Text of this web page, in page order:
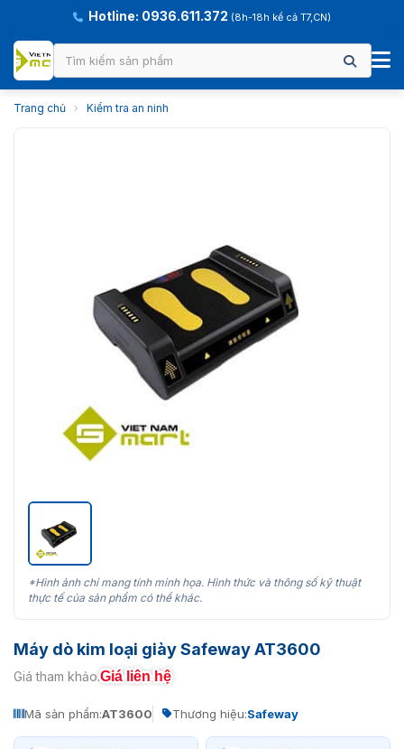
Hotline: 0936.611.372 (8h-18h kể cả T7,CN)
Trang chủ › Kiểm tra an ninh
*Hình ảnh chỉ mang tính minh họa. Hình thức và thông số kỹ thuật
thực tế của sản phẩm có thể khác.
Máy dò kim loại giày Safeway AT3600
Giá tham khảo:Giá liên hệ
Mã sản phẩm:AT3600 Thương hiệu:Safeway